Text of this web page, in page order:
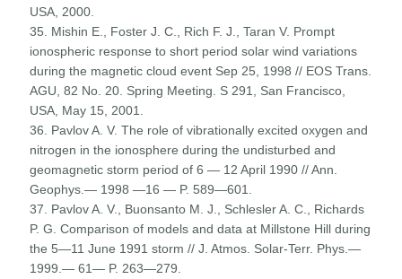
USA, 2000.
35. Mishin E., Foster J. C., Rich F. J., Taran V. Prompt
ionospheric response to short period solar wind variations
during the magnetic cloud event Sep 25, 1998 // EOS Trans.
AGU, 82 No. 20. Spring Meeting. S 291, San Francisco,
USA, May 15, 2001.
36. Pavlov A. V. The role of vibrationally excited oxygen and
nitrogen in the ionosphere during the undisturbed and
geomag­netic storm period of 6 — 12 April 1990 // Ann.
Geophys.— 1998 —16 — P. 589—601.
37. Pavlov A. V., Buonsanto M. J., Schlesler A. C., Richards
P. G. Comparison of models and data at Millstone Hill during
the 5—11 June 1991 storm // J. Atmos. Solar-Terr. Phys.—
1999.— 61— P. 263—279.